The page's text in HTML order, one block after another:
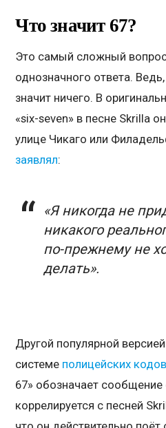
Что значит 67?
Это самый сложный
однозначного ответа.
значит ничего. В
«six-seven» в песне Skrilla
улице Чикаго или
заявлял:
«Я никогда не
никакого
по-прежнему не
делать».
Другой популярной
системе полицейских кодов
67» обозначает
коррелируется с песней